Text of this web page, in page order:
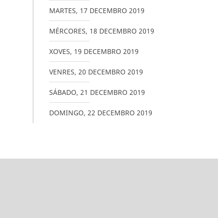
MARTES, 17 DECEMBRO 2019
MÉRCORES, 18 DECEMBRO 2019
XOVES, 19 DECEMBRO 2019
VENRES, 20 DECEMBRO 2019
SÁBADO, 21 DECEMBRO 2019
DOMINGO, 22 DECEMBRO 2019